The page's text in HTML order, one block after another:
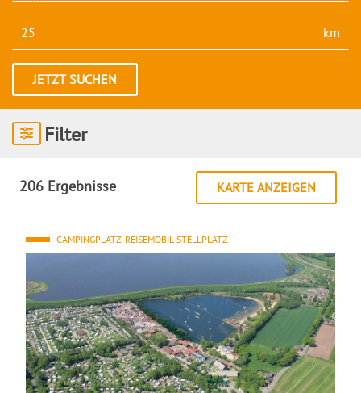
km
JETZT SUCHEN
Filter
206 Ergebnisse KARTE ANZEIGEN
CAMPINGPLATZ REISEMOBIL-STELLPLATZ